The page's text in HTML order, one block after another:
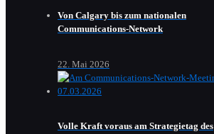
Von Calgary bis zum nationalen
Communications-Network
22. Mai 2026
Volle Kraft voraus am Strategietag des